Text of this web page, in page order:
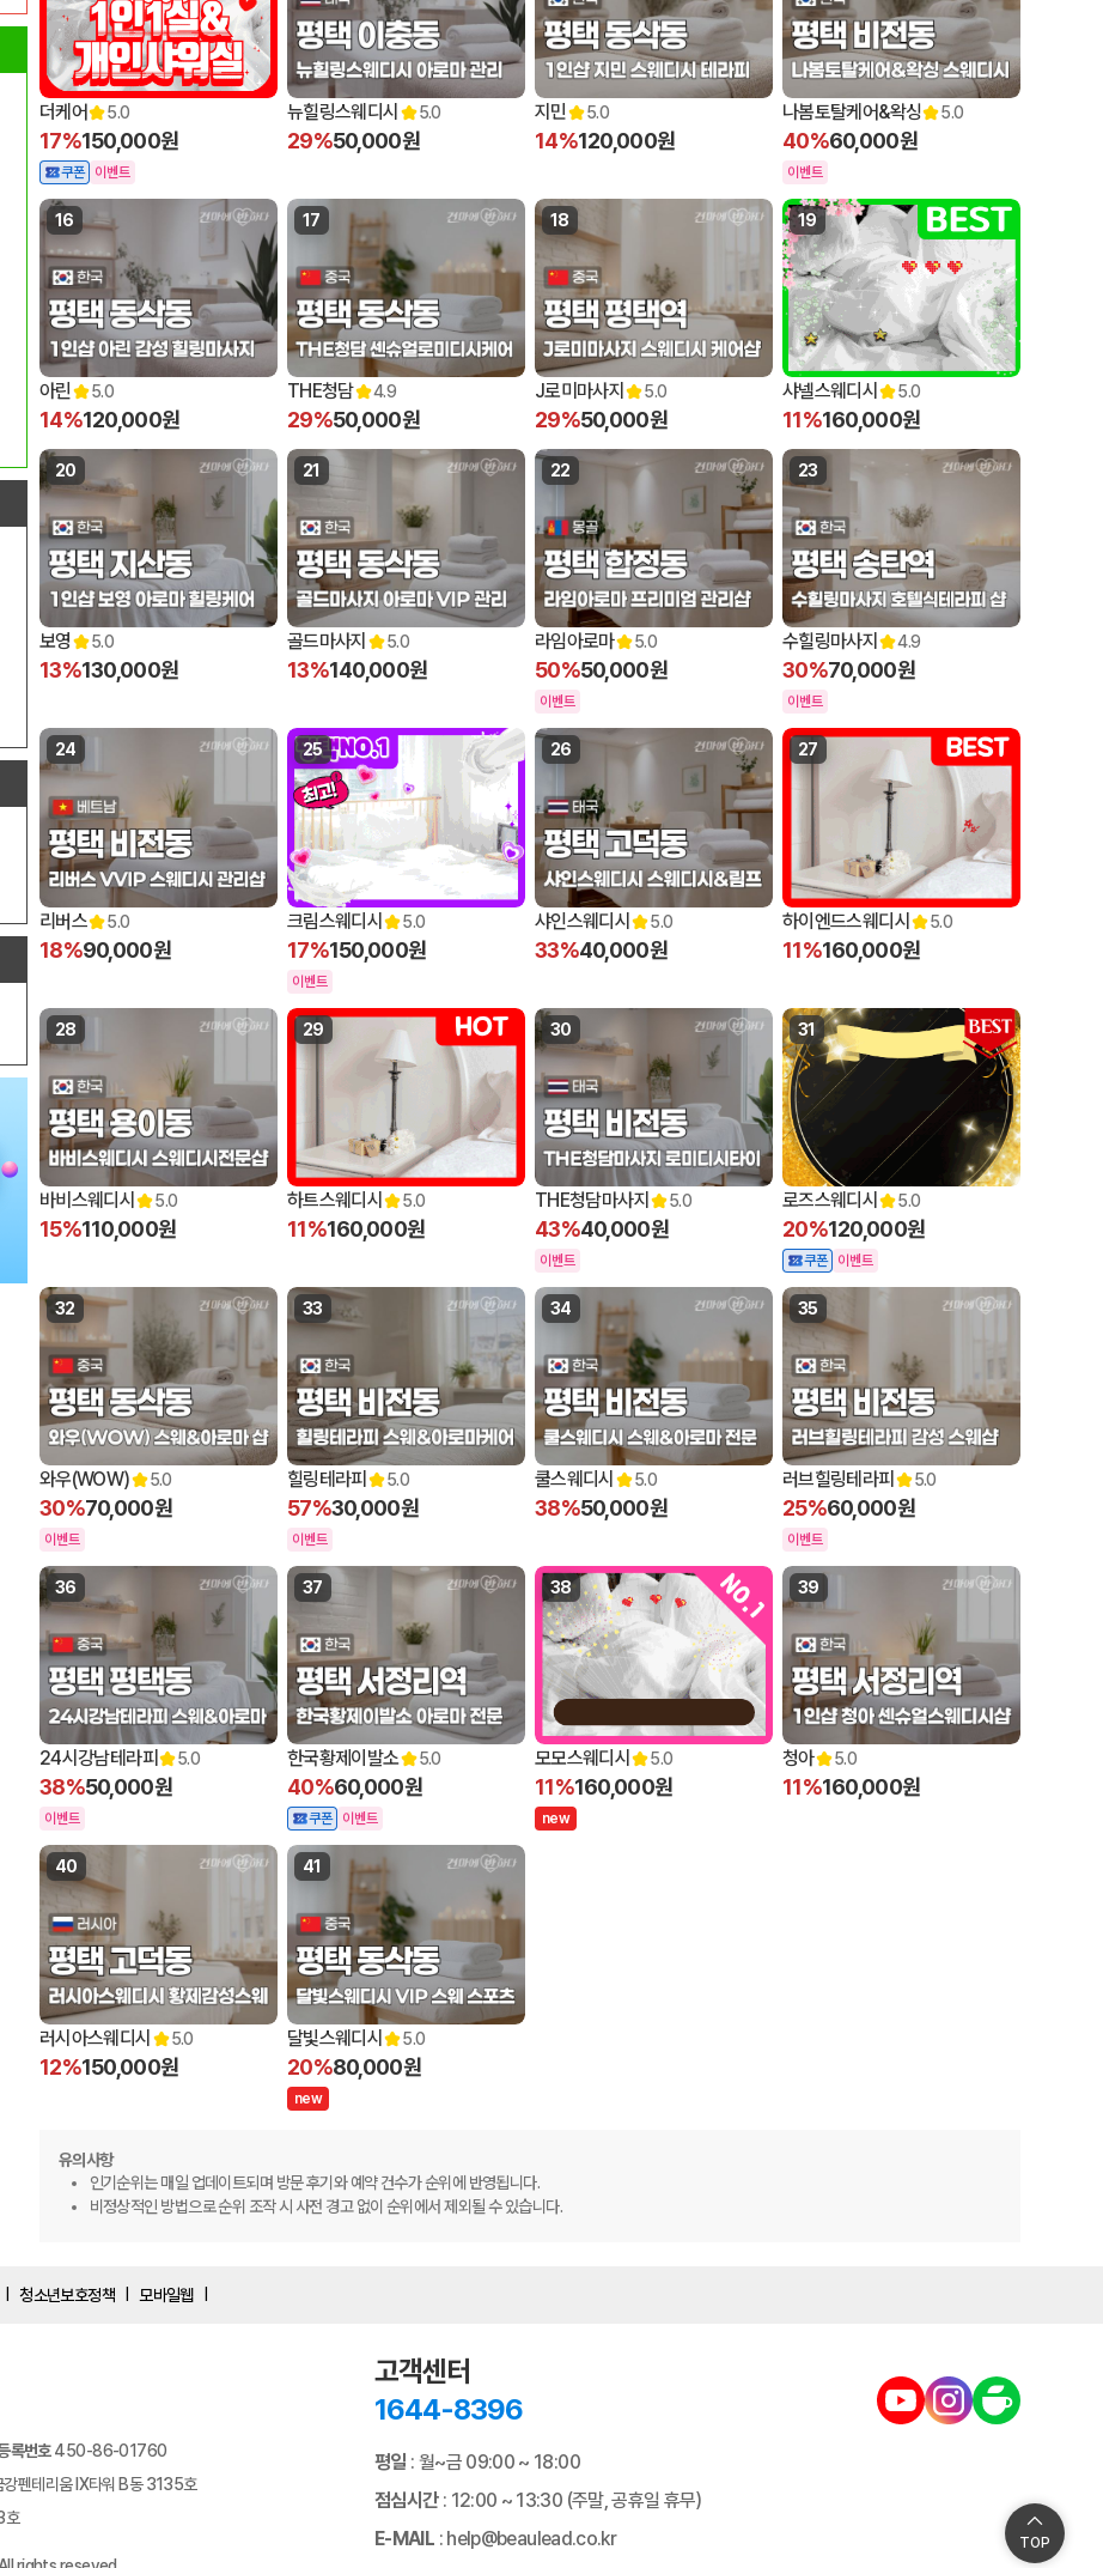
더케어 5.0
17%150,000원
쿠폰 이벤트
뉴힐링스웨디시 5.0
29%50,000원
지민 5.0
14%120,000원
나봄토탈케어&왁싱 5.0
40%60,000원
이벤트
16
아린 5.0
14%120,000원
17
THE청담 4.9
29%50,000원
18
J로미마사지 5.0
29%50,000원
19
샤넬스웨디시 5.0
11%160,000원
20
보영 5.0
13%130,000원
21
골드마사지 5.0
13%140,000원
22
라임아로마 5.0
50%50,000원
이벤트
23
수힐링마사지 4.9
30%70,000원
이벤트
24
리버스 5.0
18%90,000원
25
크림스웨디시 5.0
17%150,000원
이벤트
26
샤인스웨디시 5.0
33%40,000원
27
하이엔드스웨디시 5.0
11%160,000원
28
바비스웨디시 5.0
15%110,000원
29
하트스웨디시 5.0
11%160,000원
30
THE청담마사지 5.0
43%40,000원
이벤트
31
로즈스웨디시 5.0
20%120,000원
쿠폰 이벤트
32
와우(WOW) 5.0
30%70,000원
이벤트
33
힐링테라피 5.0
57%30,000원
이벤트
34
쿨스웨디시 5.0
38%50,000원
35
러브힐링테라피 5.0
25%60,000원
이벤트
36
24시강남테라피 5.0
38%50,000원
이벤트
37
한국황제이발소 5.0
40%60,000원
쿠폰 이벤트
38
모모스웨디시 5.0
11%160,000원
new
39
청아 5.0
11%160,000원
40
러시아스웨디시 5.0
12%150,000원
41
달빛스웨디시 5.0
20%80,000원
new
유의사항
인기순위는 매일 업데이트되며 방문 후기와 예약 건수가 순위에 반영됩니다.
비정상적인 방법으로 순위 조작 시 사전 경고 없이 순위에서 제외될 수 있습니다.
청소년보호정책 모바일웹
록번호450-86-01760
강펜테리움 IX타워 B동 3135호
호
고객센터
1644-8396
평일 : 월~금 09:00 ~ 18:00
점심시간: 12:00 ~ 13:30 (주말, 공휴일 휴무)
E-MAIL : help@beaulead.co.kr TOP